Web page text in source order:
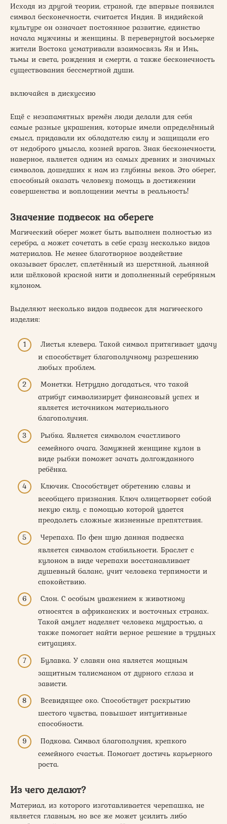
Исходя из другой теории, страной, где впервые появился
символ бесконечности, считается Индия. В индийской
культуре он означает постоянное развитие, единство
начала мужчины и женщины. В перевернутой восьмерке
жители Востока усматривали взаимосвязь Ян и Инь,
тьмы и света, рождения и смерти, а также бесконечность
существования бессмертной души.
включайся в дискуссию
Ещё с незапамятных времён люди делали для себя
самые разные украшения, которые имели определённый
смысл, придавали их обладателю силу и защищали его
от недоброго умысла, козней врагов. Знак бесконечности,
наверное, является одним из самых древних и значимых
символов, дошедших к нам из глубины веков. Это оберег,
способный оказать человеку помощь в достижении
совершенства и воплощении мечты в реальность!
Значение подвесок на обереге
Магический оберег может быть выполнен полностью из
серебра, а может сочетать в себе сразу несколько видов
материалов. Не менее благотворное воздействие
оказывает браслет, сплетённый из шерстяной, льняной
или шёлковой красной нити и дополненный серебряным
кулоном.
Выделяют несколько видов подвесок для магического
изделия:
Листья клевера. Такой символ притягивает удачу
и способствует благополучному разрешению
любых проблем.
Монетки. Нетрудно догадаться, что такой
атрибут символизирует финансовый успех и
является источником материального
благополучия.
Рыбка. Является символом счастливого
семейного очага. Замужней женщине кулон в
виде рыбки поможет зачать долгожданного
ребёнка.
Ключик. Способствует обретению славы и
всеобщего признания. Ключ олицетворяет собой
некую силу, с помощью которой удается
преодолеть сложные жизненные препятствия.
Черепаха. По фен шую данная подвеска
является символом стабильности. Браслет с
кулоном в виде черепахи восстанавливает
душевный баланс, учит человека терпимости и
спокойствию.
Слон. С особым уважением к животному
относятся в африканских и восточных странах.
Такой амулет наделяет человека мудростью, а
также помогает найти верное решение в трудных
ситуациях.
Булавка. У славян она является мощным
защитным талисманом от дурного сглаза и
зависти.
Всевидящее око. Способствует раскрытию
шестого чувства, повышает интуитивные
способности.
Подкова. Символ благополучия, крепкого
семейного счастья. Помогает достичь карьерного
роста.
Из чего делают?
Материал, из которого изготавливается черепашка, не
является главным, но все же может усилить либо